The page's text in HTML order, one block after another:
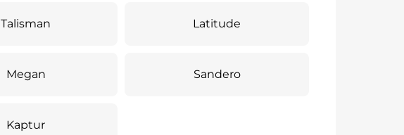
Talisman Latitude
Megan Sandero
Kaptur